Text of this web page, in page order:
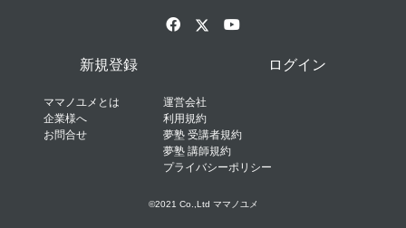
新規登録 ログイン
ママノユメとは
企業様へ
お問合せ
運営会社
利用規約
夢塾 受講者規約
夢塾 講師規約
プライバシーポリシー
©2021 Co.,Ltd ママノユメ